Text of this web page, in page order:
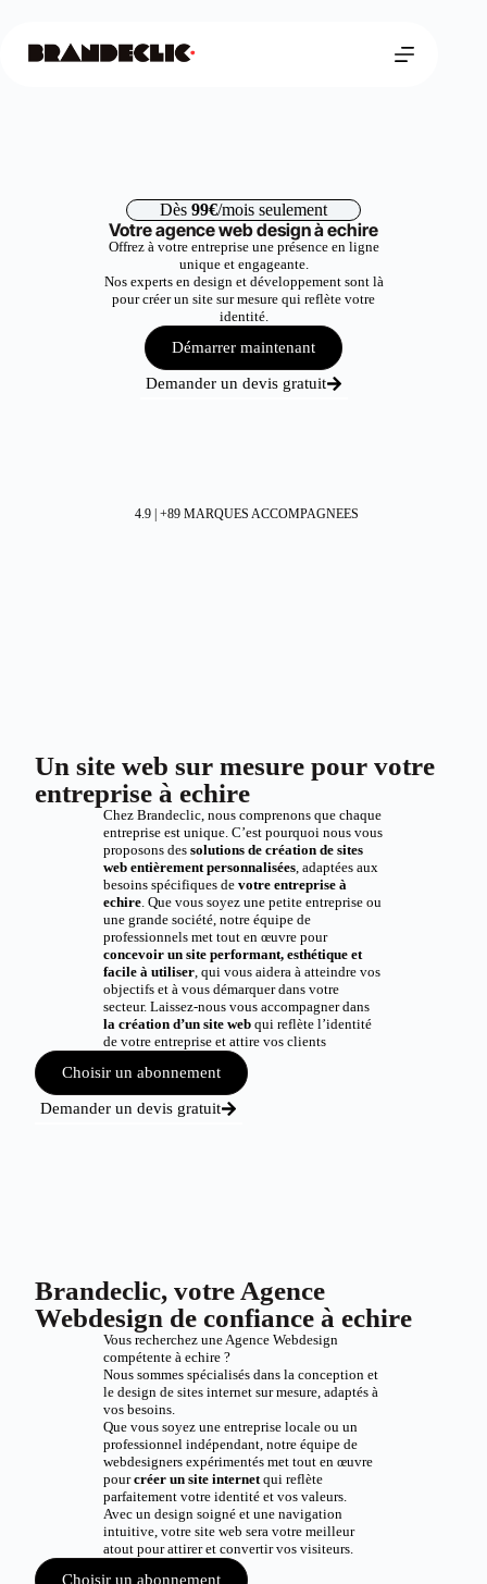
Dès 99€/mois seulement
Votre agence web design à echire
Offrez à votre entreprise une présence en ligne
unique et engageante.
Nos experts en design et développement sont là
pour créer un site sur mesure qui reflète votre
identité.
Démarrer maintenant
Demander un devis gratuit
4.9 | +89 MARQUES ACCOMPAGNEES
Un site web sur mesure pour votre
entreprise à echire
Chez Brandeclic, nous comprenons que chaque
entreprise est unique. C’est pourquoi nous vous
proposons des solutions de création de sites
web entièrement personnalisées, adaptées aux
besoins spécifiques de votre entreprise à
echire. Que vous soyez une petite entreprise ou
une grande société, notre équipe de
professionnels met tout en œuvre pour
concevoir un site performant, esthétique et
facile à utiliser, qui vous aidera à atteindre vos
objectifs et à vous démarquer dans votre
secteur. Laissez-nous vous accompagner dans
la création d’un site webqui reflète l’identité
de votre entreprise et attire vos clients
Choisir un abonnement
Demander un devis gratuit
Brandeclic, votre Agence
Webdesign de confiance à echire
Vous recherchez une Agence Webdesign
compétente à echire ?
Nous sommes spécialisés dans la conception et
le design de sites internet sur mesure, adaptés à
vos besoins.
Que vous soyez une entreprise locale ou un
professionnel indépendant, notre équipe de
webdesigners expérimentés met tout en œuvre
pourcréer un site internetqui reflète
parfaitement votre identité et vos valeurs.
Avec un design soigné et une navigation
intuitive, votre site web sera votre meilleur
atout pour attirer et convertir vos visiteurs.
Choisir un abonnement